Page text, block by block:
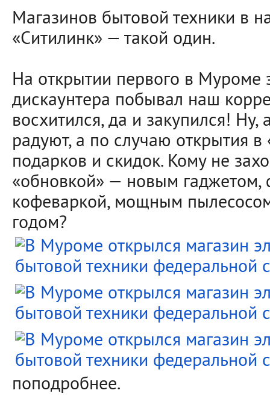
Магазинов бытовой техники в
«Ситилинк» — такой один.
На открытии первого в Муроме
дискаунтера побывал наш
восхитился, да и закупился!
радуют, а по случаю открытия
подарков и скидок. Кому не
«обновкой» — новым гаджетом,
кофеваркой, мощным
годом?
поподробнее.